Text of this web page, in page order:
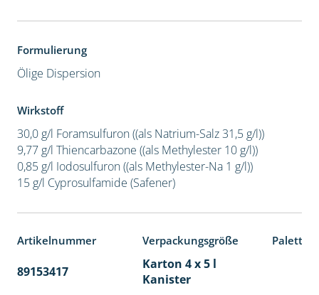
Formulierung
Ölige Dispersion
Wirkstoff
30,0 g/l Foramsulfuron ((als Natrium-Salz 31,5 g/l))
9,77 g/l Thiencarbazone ((als Methylester 10 g/l))
0,85 g/l Iodosulfuron ((als Methylester-Na 1 g/l))
15 g/l Cyprosulfamide (Safener)
Artikelnummer Verpackungsgröße
89153417
Karton 4 x 5 l
Kanister